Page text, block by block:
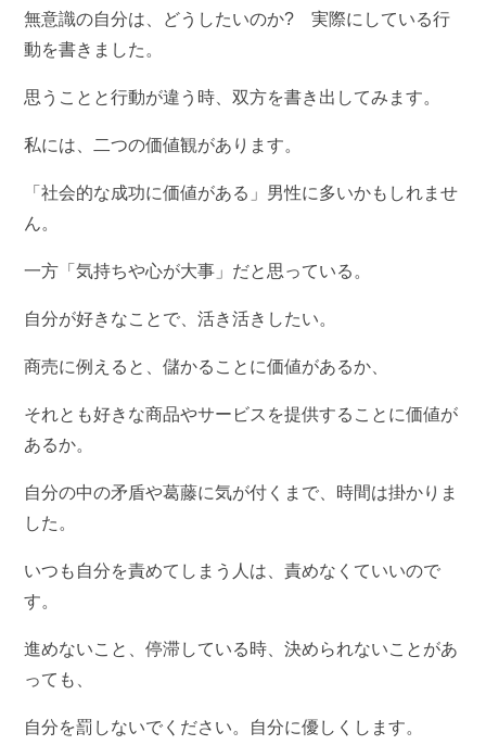
無意識の自分は、どうしたいのか? 実際にしている行
動を書きました。
思うことと行動が違う時、双方を書き出してみます。
私には、二つの価値観があります。
「社会的な成功に価値がある」男性に多いかもしれませ
ん。
一方「気持ちや心が大事」だと思っている。
自分が好きなことで、活き活きしたい。
商売に例えると、儲かることに価値があるか、
それとも好きな商品やサービスを提供することに価値が
あるか。
自分の中の矛盾や葛藤に気が付くまで、時間は掛かりま
した。
いつも自分を責めてしまう人は、責めなくていいので
す。
進めないこと、停滞している時、決められないことがあ
っても、
自分を罰しないでください。自分に優しくします。